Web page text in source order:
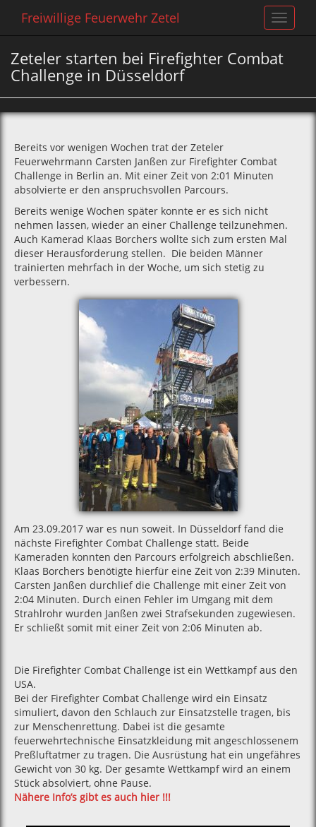
Toggle
Freiwillige Feuerwehr Zetel
Zeteler starten bei Firefighter Combat
Challenge in Düsseldorf
Bereits vor wenigen Wochen trat der Zeteler
Feuerwehrmann Carsten Janßen zur Firefighter Combat
Challenge in Berlin an. Mit einer Zeit von 2:01 Minuten
absolvierte er den anspruchsvollen Parcours.
Bereits wenige Wochen später konnte er es sich nicht
nehmen lassen, wieder an einer Challenge teilzunehmen.
Auch Kamerad Klaas Borchers wollte sich zum ersten Mal
dieser Herausforderung stellen. Die beiden Männer
trainierten mehrfach in der Woche, um sich stetig zu
verbessern.
Am 23.09.2017 war es nun soweit. In Düsseldorf fand die
nächste Firefighter Combat Challenge statt. Beide
Kameraden konnten den Parcours erfolgreich abschließen.
Klaas Borchers benötigte hierfür eine Zeit von 2:39 Minuten.
Carsten Janßen durchlief die Challenge mit einer Zeit von
2:04 Minuten. Durch einen Fehler im Umgang mit dem
Strahlrohr wurden Janßen zwei Strafsekunden zugewiesen.
Er schließt somit mit einer Zeit von 2:06 Minuten ab.
Die Firefighter Combat Challenge ist ein Wettkampf aus den
USA.
Bei der Firefighter Combat Challenge wird ein Einsatz
simuliert, davon den Schlauch zur Einsatzstelle tragen, bis
zur Menschenrettung. Dabei ist die gesamte
feuerwehrtechnische Einsatzkleidung mit angeschlossenem
Preßluftatmer zu tragen. Die Ausrüstung hat ein ungefähres
Gewicht von 30 kg. Der gesamte Wettkampf wird an einem
Stück absolviert, ohne Pause.
Nähere Info’s gibt es auch hier !!!